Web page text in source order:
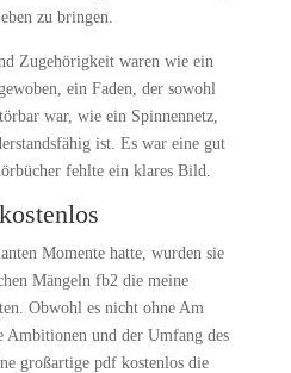
zu bringen.
Zugehörigkeit waren wie ein
ein Faden, der sowohl
war, wie ein Spinnennetz,
ist. Es war eine gut
fehlte ein klares Bild.
Momente hatte, wurden sie
Mängeln fb2 die meine
Obwohl es nicht ohne Am
Ambitionen und der Umfang des
großartige pdf kostenlos die